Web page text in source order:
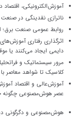
آموزش‌الکترونیکی،
ناترازی نقدینگی در
روابط عمومی صنعت برق؛
اثرگذاری رفتاری آموزش‌های
دایمی ایجاد می‌کنند یا
مرور سیستماتیک و
کلاسیک تا شواهد معاصر
آموزش‌عالی و اقتصاد
عصر هوش‌مصنوعی چگونه
هوش‌مصنوعی و دگرگونی